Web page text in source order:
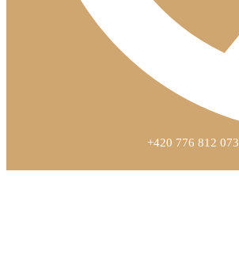
+420 776 812 073